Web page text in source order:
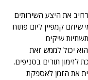
את היצע השירותים
קמפיין ליום פתוח
שיקים
יכול לממש זאת
תורים בסניפים.
את הזמן לאספקת